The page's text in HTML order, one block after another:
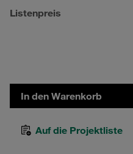
Listenpreis
In den Warenkorb
Auf die Projektliste